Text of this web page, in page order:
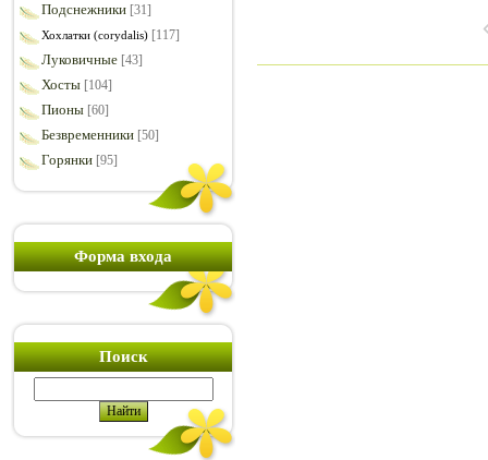
Подснежники [31]
Хохлатки (corydalis) [117]
Луковичные [43]
Хосты [104]
Пионы [60]
Безвременники [50]
Горянки [95]
Форма входа
Поиск